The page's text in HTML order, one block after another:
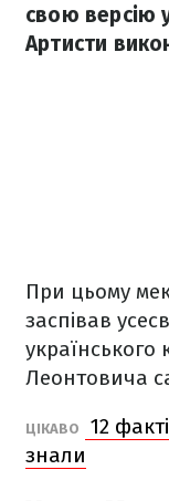
свою версію
Артисти
При цьому
заспівав
Леонтовича
ЦІКАВО
12
знали